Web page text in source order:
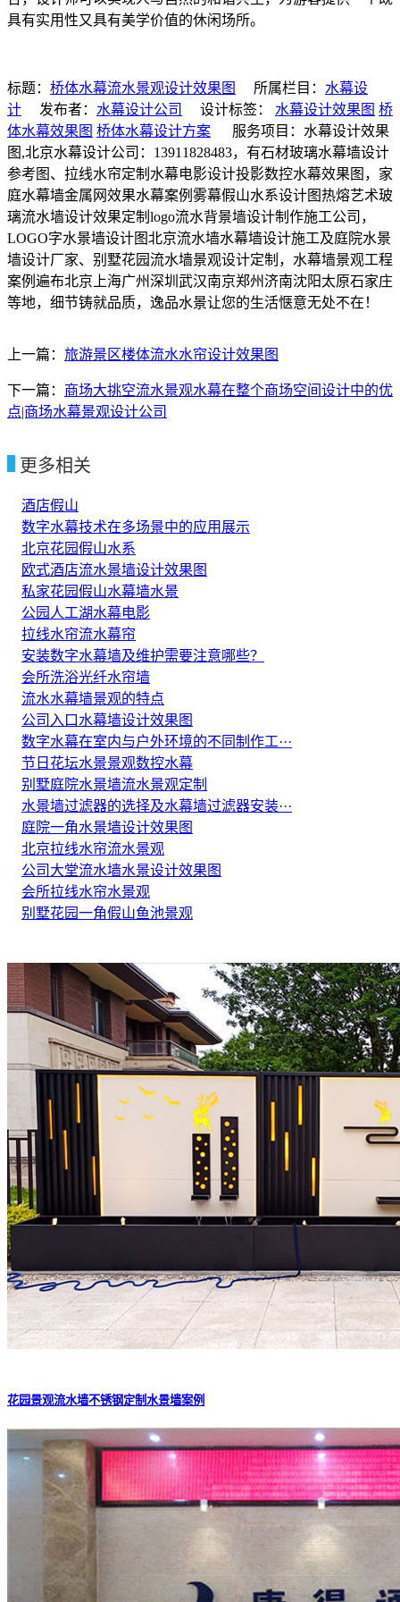
具有实用性又具有美学价值的休闲场所。
标题： 桥体水幕流水景观设计效果图 所属栏目： 水幕设
计 发布者： 水幕设计公司 设计标签： 水幕设计效果图 桥
体水幕效果图 桥体水幕设计方案 服务项目：水幕设计效果
图,北京水幕设计公司：13911828483，有石材玻璃水幕墙设计
参考图、拉线水帘定制水幕电影设计投影数控水幕效果图，家
庭水幕墙金属网效果水幕案例雾幕假山水系设计图热熔艺术玻
璃流水墙设计效果定制logo流水背景墙设计制作施工公司，
LOGO字水景墙设计图北京流水墙水幕墙设计施工及庭院水景
墙设计厂家、别墅花园流水墙景观设计定制，水幕墙景观工程
案例遍布北京上海广州深圳武汉南京郑州济南沈阳太原石家庄
等地，细节铸就品质，逸品水景让您的生活惬意无处不在！
上一篇： 旅游景区楼体流水水帘设计效果图
下一篇： 商场大挑空流水景观水幕在整个商场空间设计中的优
点|商场水幕景观设计公司
更多相关
酒店假山
数字水幕技术在多场景中的应用展示
北京花园假山水系
欧式酒店流水景墙设计效果图
私家花园假山水幕墙水景
公园人工湖水幕电影
拉线水帘流水幕帘
安装数字水幕墙及维护需要注意哪些？
会所洗浴光纤水帘墙
流水水幕墙景观的特点
公司入口水幕墙设计效果图
数字水幕在室内与户外环境的不同制作工···
节日花坛水景景观数控水幕
别墅庭院水景墙流水景观定制
水景墙过滤器的选择及水幕墙过滤器安装···
庭院一角水景墙设计效果图
北京拉线水帘流水景观
公司大堂流水墙水景设计效果图
会所拉线水帘水景观
别墅花园一角假山鱼池景观
花园景观流水墙不锈钢定制水景墙案例